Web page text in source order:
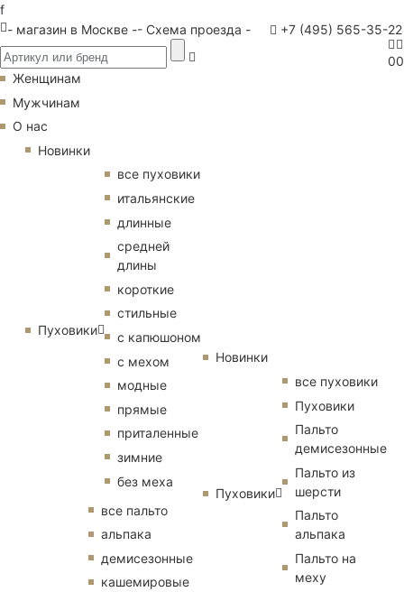
f
- магазин в Москве -- Схема проезда - +7 (495) 565-35-22
00
Женщинам
Мужчинам
О нас
Новинки
Пуховики
все пуховики
итальянские
длинные
средней
длины
короткие
стильные
с капюшоном
с мехом
модные
прямые
приталенные
зимние
без меха
все пальто
альпака
демисезонные
кашемировые
Новинки
Пуховики
все пуховики
Пуховики
Пальто
демисезонные
Пальто из
шерсти
Пальто
альпака
Пальто на
меху